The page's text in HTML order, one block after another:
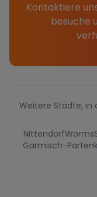
Kontaktiere
besuche
Weitere Städte, in
NittendorfWorms
Garmisch-